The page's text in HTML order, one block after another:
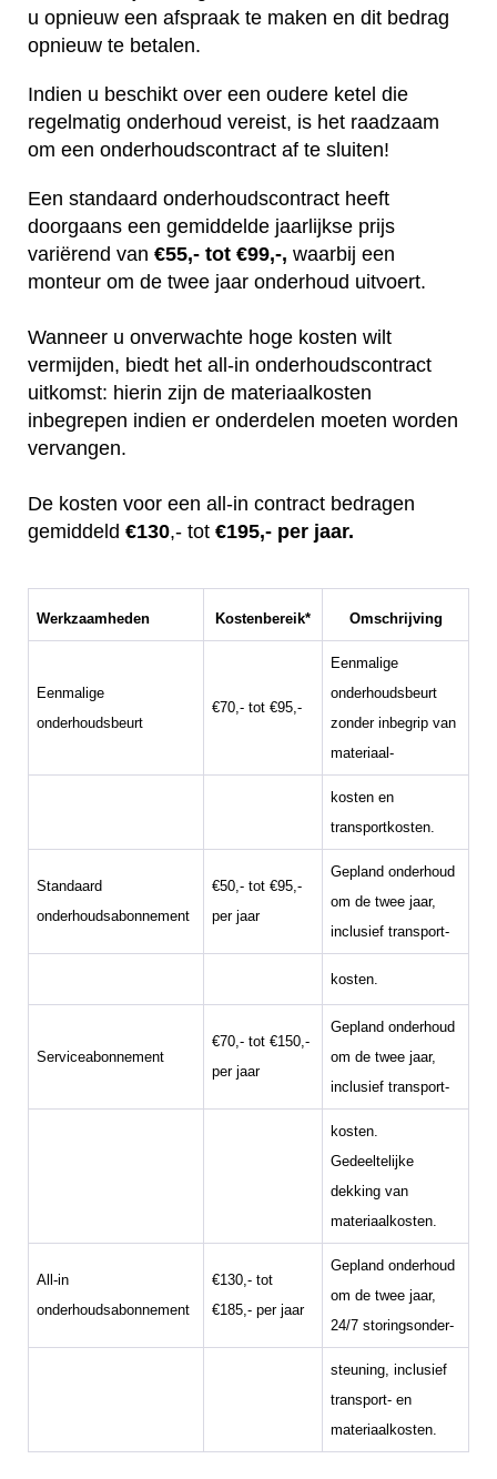
u opnieuw een afspraak te maken en dit bedrag
opnieuw te betalen.
Indien u beschikt over een oudere ketel die
regelmatig onderhoud vereist, is het raadzaam
om een onderhoudscontract af te sluiten!
Een standaard onderhoudscontract heeft
doorgaans een gemiddelde jaarlijkse prijs
variërend van €55,- tot €99,-, waarbij een
monteur om de twee jaar onderhoud uitvoert.
Wanneer u onverwachte hoge kosten wilt
vermijden, biedt het all-in onderhoudscontract
uitkomst: hierin zijn de materiaalkosten
inbegrepen indien er onderdelen moeten worden
vervangen.
De kosten voor een all-in contract bedragen
gemiddeld €130,- tot €195,- per jaar.
Werkzaamheden Kostenbereik* Omschrijving
Eenmalige
onderhoudsbeurt
€70,- tot €95,-
Eenmalige
onderhoudsbeurt
zonder inbegrip van
materiaal-
kosten en
transportkosten.
Standaard
onderhoudsabonnement
€50,- tot €95,-
per jaar
Gepland onderhoud
om de twee jaar,
inclusief transport-
kosten.
Serviceabonnement
€70,- tot €150,-
per jaar
Gepland onderhoud
om de twee jaar,
inclusief transport-
kosten.
Gedeeltelijke
dekking van
materiaalkosten.
All-in
onderhoudsabonnement
€130,- tot
€185,- per jaar
Gepland onderhoud
om de twee jaar,
24/7 storingsonder-
steuning, inclusief
transport- en
materiaalkosten.